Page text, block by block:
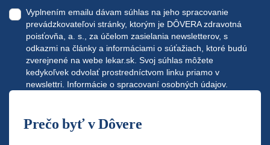
Vyplnením emailu dávam súhlas na jeho spracovanie
prevádzkovateľovi stránky, ktorým je DÔVERA zdravotná
poisťovňa, a. s., za účelom zasielania newsletterov, s
odkazmi na články a informáciami o súťažiach, ktoré budú
zverejnené na webe lekar.sk . Svoj súhlas môžete
kedykoľvek odvolať prostredníctvom linku priamo v
newslettri. Informácie o spracovaní osobných údajov.
Prečo byť v Dôvere